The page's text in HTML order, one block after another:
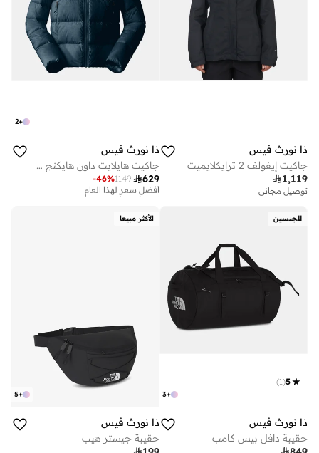
ذا نورث فيس
جاكيت إيفولف 2 ترايكلايميت
1,119
توصيل مجاني
+
2
ذا نورث فيس
جاكيت هايلايت داون هايكنج للنساء
629
1149
-46%
أفضل سعر لهذا العام
توصيل مجاني
توصيل مجاني
للجنسين
+
3
5
(
1
)
ذا نورث فيس
حقيبة دافل بيس كامب
الأكثر مبيعا
+
5
ذا نورث فيس
حقيبة جيستر هيب